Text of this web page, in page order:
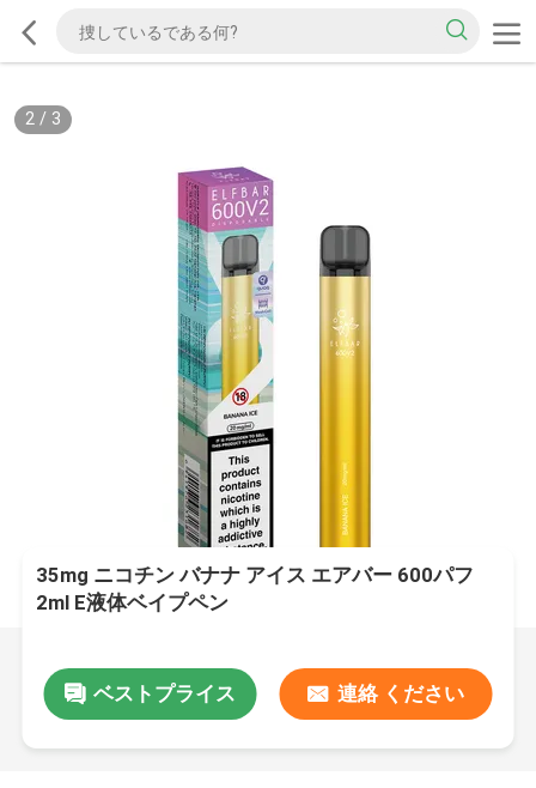
2/ 3
35mg ニコチン バナナ アイス エアバー 600パフ
2ml E液体ベイプペン
ベストプライス 連絡 ください